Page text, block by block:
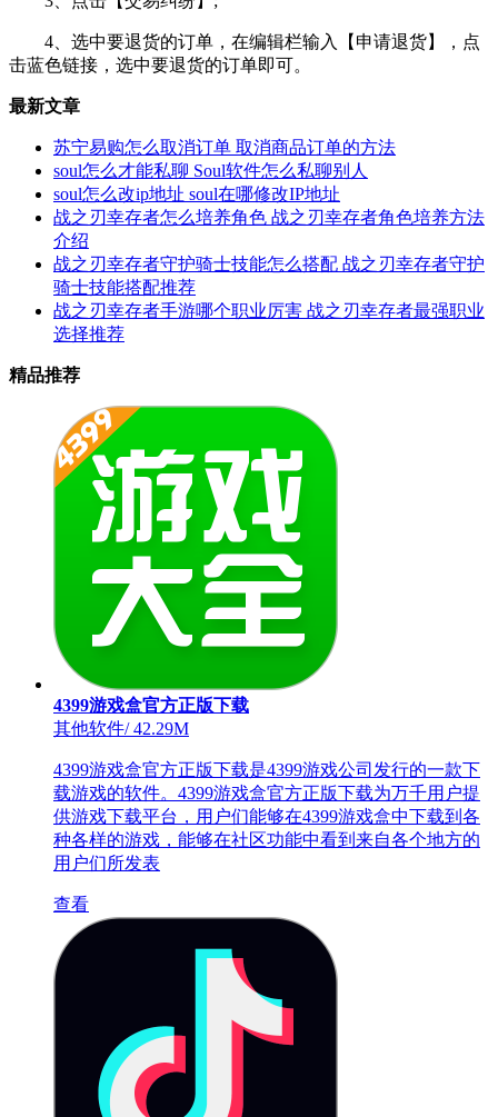
4、选中要退货的订单，在编辑栏输入【申请退货】，点
击蓝色链接，选中要退货的订单即可。
最新文章
苏宁易购怎么取消订单 取消商品订单的方法
soul怎么才能私聊 Soul软件怎么私聊别人
soul怎么改ip地址 soul在哪修改IP地址
战之刃幸存者怎么培养角色 战之刃幸存者角色培养方法
介绍
战之刃幸存者守护骑士技能怎么搭配 战之刃幸存者守护
骑士技能搭配推荐
战之刃幸存者手游哪个职业厉害 战之刃幸存者最强职业
选择推荐
精品推荐
4399游戏盒官方正版下载
其他软件/42.29M
4399游戏盒官方正版下载是4399游戏公司发行的一款下
载游戏的软件。4399游戏盒官方正版下载为万千用户提
供游戏下载平台，用户们能够在4399游戏盒中下载到各
种各样的游戏，能够在社区功能中看到来自各个地方的
用户们所发表
查看